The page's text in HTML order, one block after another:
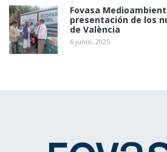
Fovasa
presentación de los
de València
6 junio, 2025